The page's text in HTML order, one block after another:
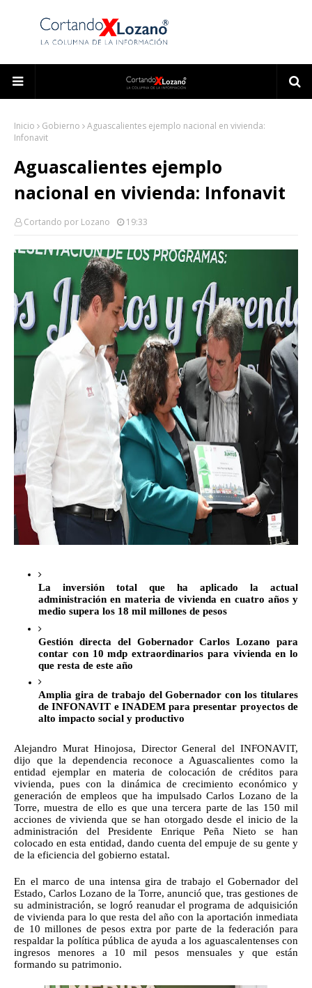
Inicio Gobierno
Aguascalientes ejemplo nacional en vivienda:
Infonavit
Aguascalientes ejemplo
nacional en vivienda: Infonavit
Cortando por Lozano 19:33
La inversión total que ha aplicado la actual
administración en materia de vivienda en cuatro años y
medio supera los 18 mil millones de pesos
Gestión directa del Gobernador Carlos Lozano para
contar con 10 mdp extraordinarios para vivienda en lo
que resta de este año
Amplia gira de trabajo del Gobernador con los titulares
de INFONAVIT e INADEM para presentar proyectos de
alto impacto social y productivo
Alejandro Murat Hinojosa, Director General del INFONAVIT,
dijo que la dependencia reconoce a Aguascalientes como la
entidad ejemplar en materia de colocación de créditos para
vivienda, pues con la dinámica de crecimiento económico y
generación de empleos que ha impulsado Carlos Lozano de la
Torre, muestra de ello es que una tercera parte de las 150 mil
acciones de vivienda que se han otorgado desde el inicio de la
administración del Presidente Enrique Peña Nieto se han
colocado en esta entidad, dando cuenta del empuje de su gente y
de la eficiencia del gobierno estatal.
En el marco de una intensa gira de trabajo el Gobernador del
Estado, Carlos Lozano de la Torre, anunció que, tras gestiones de
su administración, se logró reanudar el programa de adquisición
de vivienda para lo que resta del año con la aportación inmediata
de 10 millones de pesos extra por parte de la federación para
respaldar la política pública de ayuda a los aguascalentenses con
ingresos menores a 10 mil pesos mensuales y que están
formando su patrimonio.